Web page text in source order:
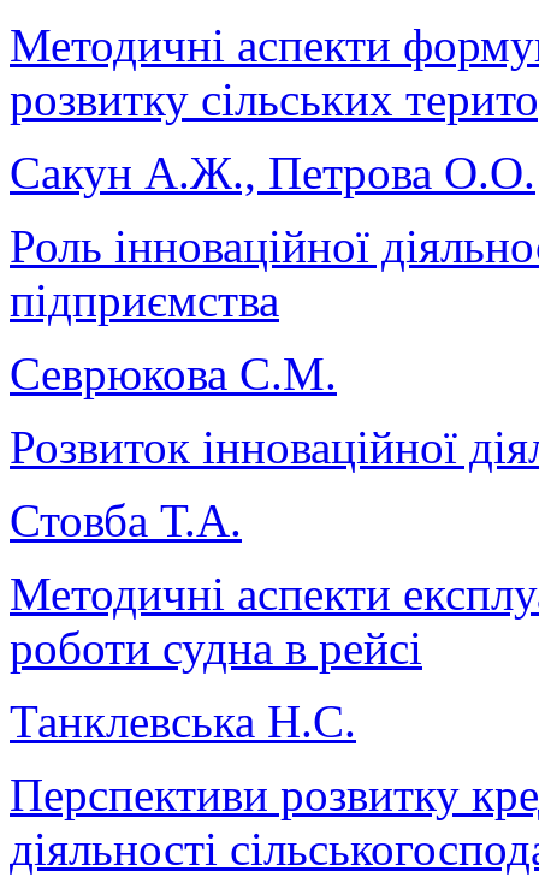
Методичні аспекти
розвитку сільських
Сакун А.Ж., Петрова О.О.
Роль інноваційної
підприємства
Севрюкова С.М.
Розвиток інноваційної
Стовба Т.А.
Методичні аспекти
роботи судна в рейсі
Танклевська Н.С.
Перспективи розвитку
діяльності